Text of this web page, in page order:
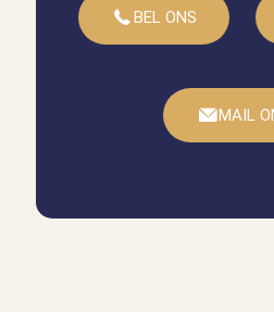
Aanrader!
BEL ONS
MAIL